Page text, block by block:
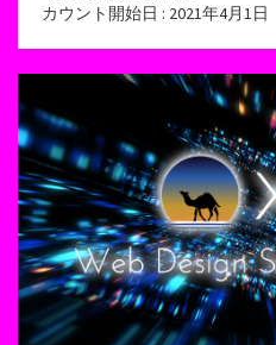
カウント開始日 : 2021年4月1日